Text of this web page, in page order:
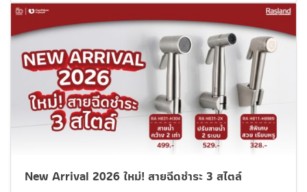
New Arrival 2026 ใหม่! สายฉีดชำระ 3 สไตล์